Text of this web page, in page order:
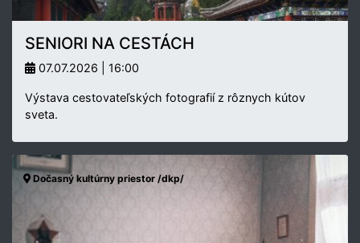
SENIORI NA CESTÁCH
07.07.2026 | 16:00
Výstava cestovateľských fotografií z rôznych kútov
sveta.
Dočasný kultúrny priestor /dkp/